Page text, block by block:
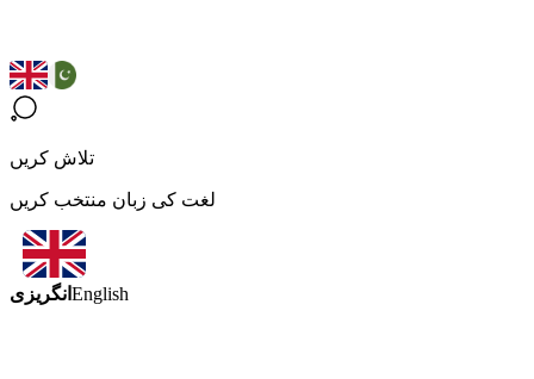
تلاش کریں
لغت کی زبان منتخب کریں
انگریزی English